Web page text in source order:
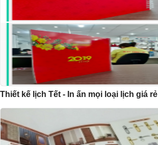
Thiết kế lịch Tết - In ấn mọi loại lịch giá rẻ